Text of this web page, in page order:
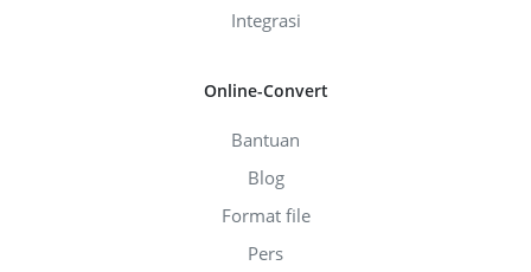
Integrasi
Online-Convert
Bantuan
Blog
Format file
Pers